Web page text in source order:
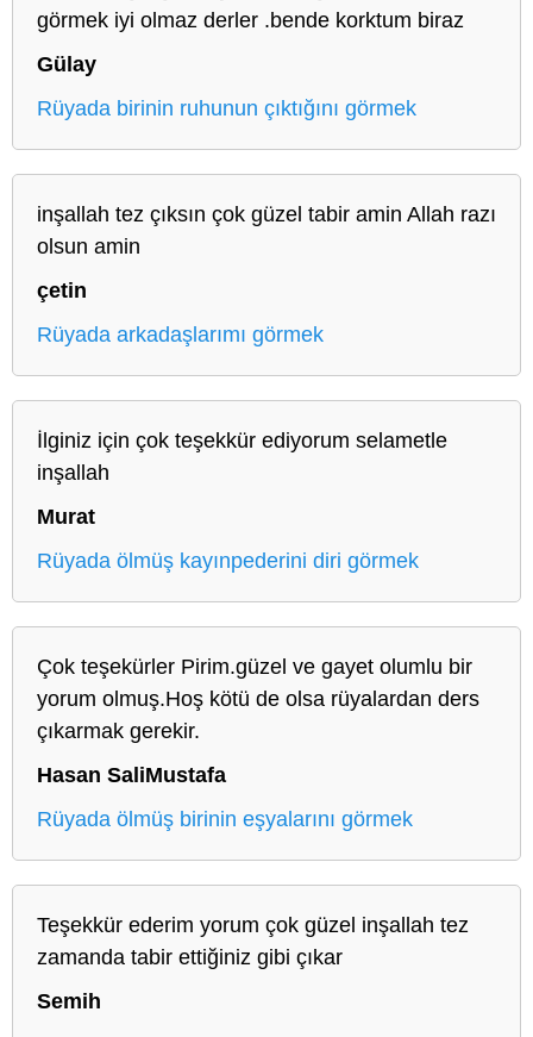
görmek iyi olmaz derler .bende korktum biraz
Gülay
Rüyada birinin ruhunun çıktığını görmek
inşallah tez çıksın çok güzel tabir amin Allah razı
olsun amin
çetin
Rüyada arkadaşlarımı görmek
İlginiz için çok teşekkür ediyorum selametle
inşallah
Murat
Rüyada ölmüş kayınpederini diri görmek
Çok teşekürler Pirim.güzel ve gayet olumlu bir
yorum olmuş.Hoş kötü de olsa rüyalardan ders
çıkarmak gerekir.
Hasan SaliMustafa
Rüyada ölmüş birinin eşyalarını görmek
Teşekkür ederim yorum çok güzel inşallah tez
zamanda tabir ettiğiniz gibi çıkar
Semih